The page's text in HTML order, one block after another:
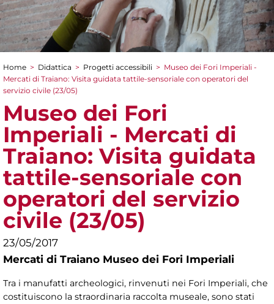
Tu sei qui
Home > Didattica > Progetti accessibili > Museo dei Fori Imperiali -
Mercati di Traiano: Visita guidata tattile-sensoriale con operatori del
servizio civile (23/05)
Museo dei Fori
Imperiali - Mercati di
Traiano: Visita guidata
tattile-sensoriale con
operatori del servizio
civile (23/05)
23/05/2017
Mercati di Traiano Museo dei Fori Imperiali
Tra i manufatti archeologici, rinvenuti nei Fori Imperiali, che
costituiscono la straordinaria raccolta museale, sono stati